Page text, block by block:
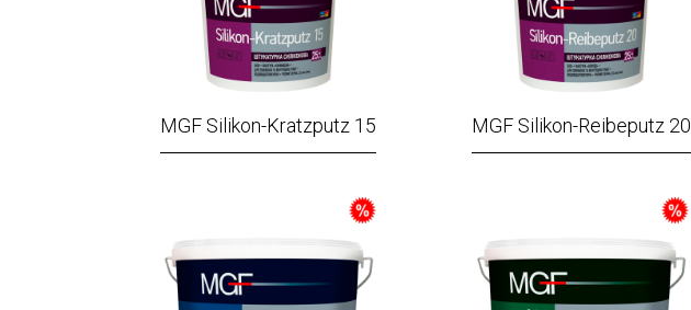
MGF Silikon-Kratzputz 15 MGF Silikon-Reibeputz 20